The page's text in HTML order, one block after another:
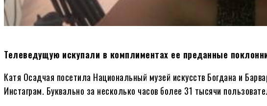
Телеведущую искупали в комплиментах ее преданные
Катя Осадчая посетила Национальный музей искусств Богдана и
Инстаграм. Буквально за несколько часов более 31 тысячи